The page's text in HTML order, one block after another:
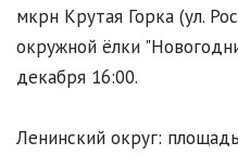
мкрн Крутая Горка (ул.
окружной ёлки
декабря 16:00.
Ленинский округ: